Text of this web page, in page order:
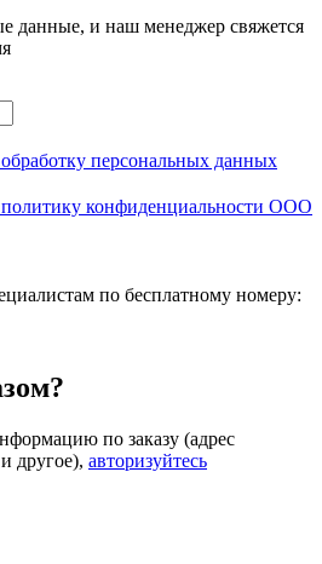
данные, и наш менеджер свяжется
обработку персональных данных
политику конфиденциальности ООО
по бесплатному номеру:
по заказу (адрес
другое), авторизуйтесь